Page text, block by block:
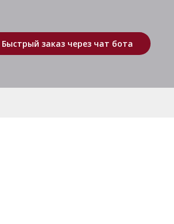
Быстрый заказ через чат бота